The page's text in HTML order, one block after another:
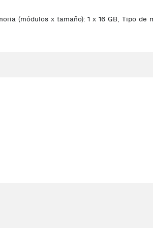
(módulos x tamaño): 1 x 16 GB, Tipo